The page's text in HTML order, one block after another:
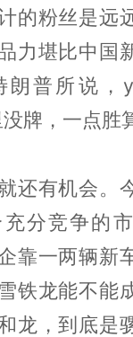
的粉丝是远
力堪比中国
朗普所说，
牌，一点胜
还有机会。
分竞争的
靠一两辆新
铁龙能不能
龙，到底是